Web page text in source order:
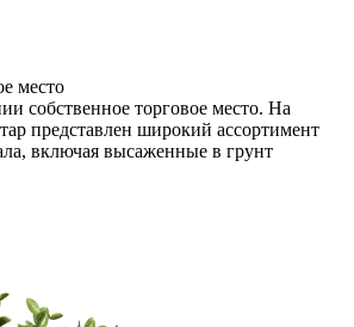
место
собственное торговое место. На
представлен широкий ассортимент
включая высаженные в грунт